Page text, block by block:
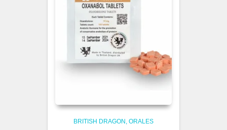
BRITISH DRAGON ORALES